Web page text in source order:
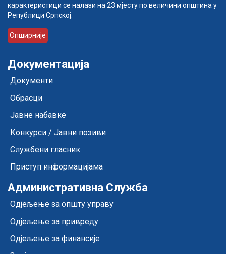
карактеристици се налази на 23 мјесту по величини општина у
Републици Српској.
Опширније
Документација
Документи
Обрасци
Јавне набавке
Конкурси / Јавни позиви
Службени гласник
Приступ информацијама
Административна Служба
Одјељење за општу управу
Одјељење за привреду
Одјељење за финансије